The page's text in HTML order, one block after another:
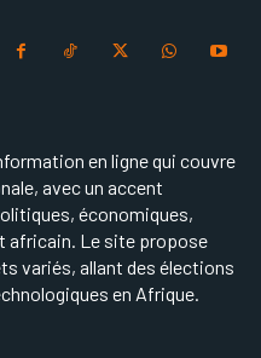
en ligne qui couvre
avec un accent
économiques,
africain. Le site propose
variés, allant des élections
en Afrique.